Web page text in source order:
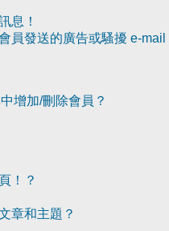
息！
員發送的廣告或騷擾 e-mail
增加/刪除會員？
！？
章和主題？